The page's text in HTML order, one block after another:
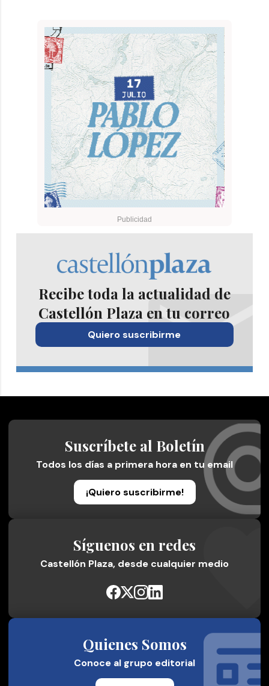
Recibe toda la actualidad de
Castellón Plaza en tu correo
Quiero suscribirme
Suscríbete al Boletín
Todos los días a primera hora en tu email
¡Quiero suscribirme!
Síguenos en redes
Castellón Plaza, desde cualquier medio
Quienes Somos
Conoce al grupo editorial